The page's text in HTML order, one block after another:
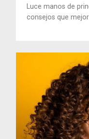
Luce manos de
consejos que